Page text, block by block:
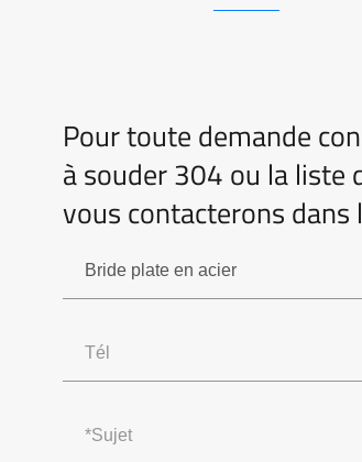
Pour toute demande
à souder 304 ou la liste
vous contacterons dans